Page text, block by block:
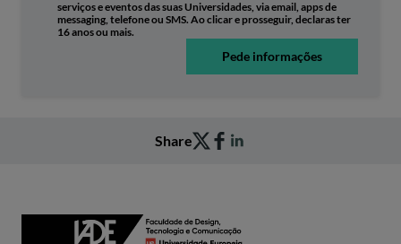
serviços e eventos das suas Universidades, via email, apps de
messaging, telefone ou SMS. Ao clicar e prosseguir, declaras ter
16 anos ou mais.
Pede informações
Share